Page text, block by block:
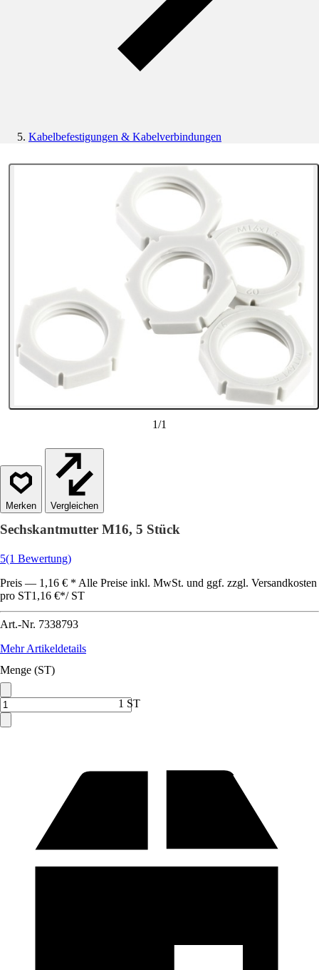
Kabelbefestigungen & Kabelverbindungen
1/1
Vergleichen
Sechskantmutter M16, 5 Stück
5(1 Bewertung)
Preis — 1,16 € * Alle Preise inkl. MwSt. und ggf. zzgl. Versandkosten
pro ST1,16 €*/ ST
Art.-Nr. 7338793
Mehr Artikeldetails
Menge (ST)
1 ST